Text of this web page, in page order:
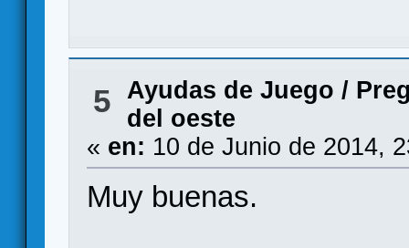
5 Ayudas de Juego /
del oeste
« en: 10 de Junio de 2014,
Muy buenas.